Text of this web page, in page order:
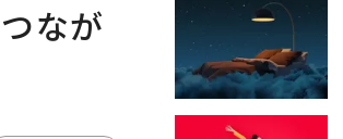
なが